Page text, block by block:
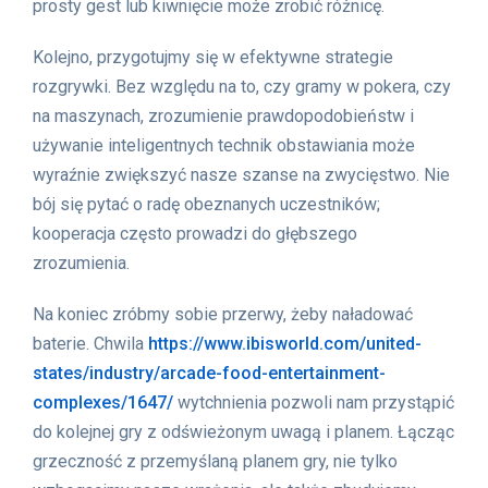
prosty gest lub kiwnięcie może zrobić różnicę.
Kolejno, przygotujmy się w efektywne strategie
rozgrywki. Bez względu na to, czy gramy w pokera, czy
na maszynach, zrozumienie prawdopodobieństw i
używanie inteligentnych technik obstawiania może
wyraźnie zwiększyć nasze szanse na zwycięstwo. Nie
bój się pytać o radę obeznanych uczestników;
kooperacja często prowadzi do głębszego
zrozumienia.
Na koniec zróbmy sobie przerwy, żeby naładować
baterie. Chwila https://www.ibisworld.com/united-
states/industry/arcade-food-entertainment-
complexes/1647/ wytchnienia pozwoli nam przystąpić
do kolejnej gry z odświeżonym uwagą i planem. Łącząc
grzeczność z przemyślaną planem gry, nie tylko